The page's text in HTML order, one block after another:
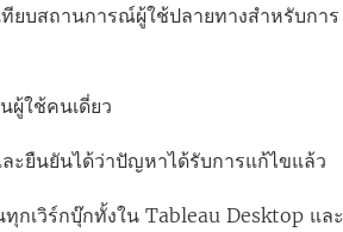
ยบสถานการณ์ผู้ใช้ปลายทางสำหรับการ
ผู้ใช้คนเดี่ยว
ยืนยันได้ว่าปัญหาได้รับการแก้ไขแล้ว
กเวิร์กบุ๊กทั้งใน Tableau Desktop และ